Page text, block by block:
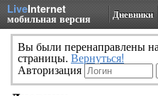
LiveInternet
мобильная версия Дневники
Вы были перенаправлены
страницы. Вернуться!
Авторизация